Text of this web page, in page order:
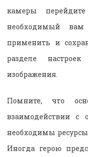
камеры
необходимый
применить и
разделе
изображения.
Помните, что
взаимодействии
необходимы
Иногда герою